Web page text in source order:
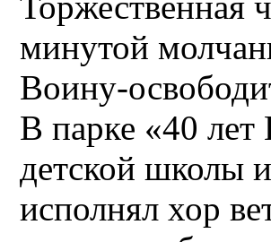
минутой
Воину-
В парке «40
детской школы
исполнял хор